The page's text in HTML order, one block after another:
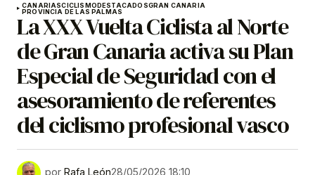
CANARIASCICLISMODESTACADOSGRAN CANARIA
PROVINCIA DE LAS PALMAS
La XXX Vuelta Ciclista al Norte
de Gran Canaria activa su Plan
Especial de Seguridad con el
asesoramiento de referentes
del ciclismo profesional vasco
por Rafa León28/05/2026 18:10